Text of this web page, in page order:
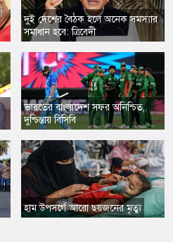
​দুই দেশের বৈঠক হলে অনেক সমস্যার
সমাধান হবে: ত্রিবেদী
ভারতের বাংলাদেশ সফর অনিশ্চিত,
দুশ্চিন্তায় বিসিবি
​হাম উপসর্গে আরো ছয়জনের মৃত্যু